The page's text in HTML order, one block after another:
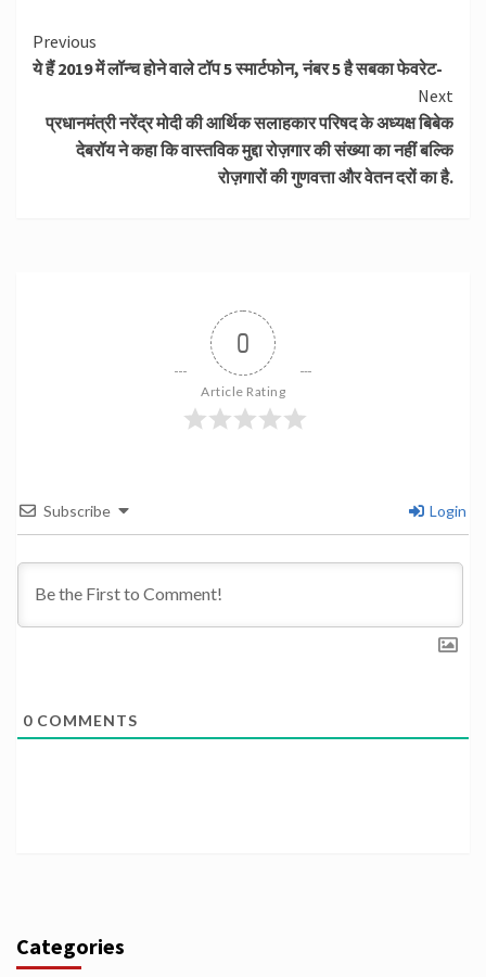
Continue
Reading
Previous
ये हैं 2019 में लॉन्च होने वाले टॉप 5 स्मार्टफोन, नंबर 5 है सबका फेवरेट-
Next
प्रधानमंत्री नरेंद्र मोदी की आर्थिक सलाहकार परिषद के अध्यक्ष बिबेक
देबरॉय ने कहा कि वास्तविक मुद्दा रोज़गार की संख्या का नहीं बल्कि
रोज़गारों की गुणवत्ता और वेतन दरों का है.
0
Article Rating
Subscribe Login
0 COMMENTS
Categories